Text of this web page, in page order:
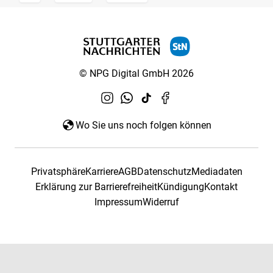
© NPG Digital GmbH 2026
Wo Sie uns noch folgen können
PrivatsphäreKarriereAGBDatenschutzMediadaten
Erklärung zur BarrierefreiheitKündigungKontakt
ImpressumWiderruf